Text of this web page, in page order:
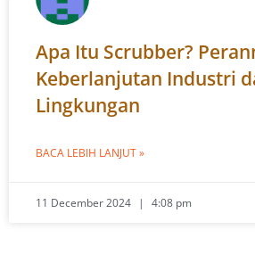
Apa Itu Scrubber?
Keberlanjutan Industri
Lingkungan
BACA LEBIH LANJUT »
11 December 2024 4:08 pm